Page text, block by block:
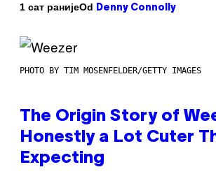
1 сат ранијеOd Denny Connolly
PHOTO BY TIM MOSENFELDER/GETTY IMAGES
The Origin Story of
Honestly a Lot Cuter
Expecting